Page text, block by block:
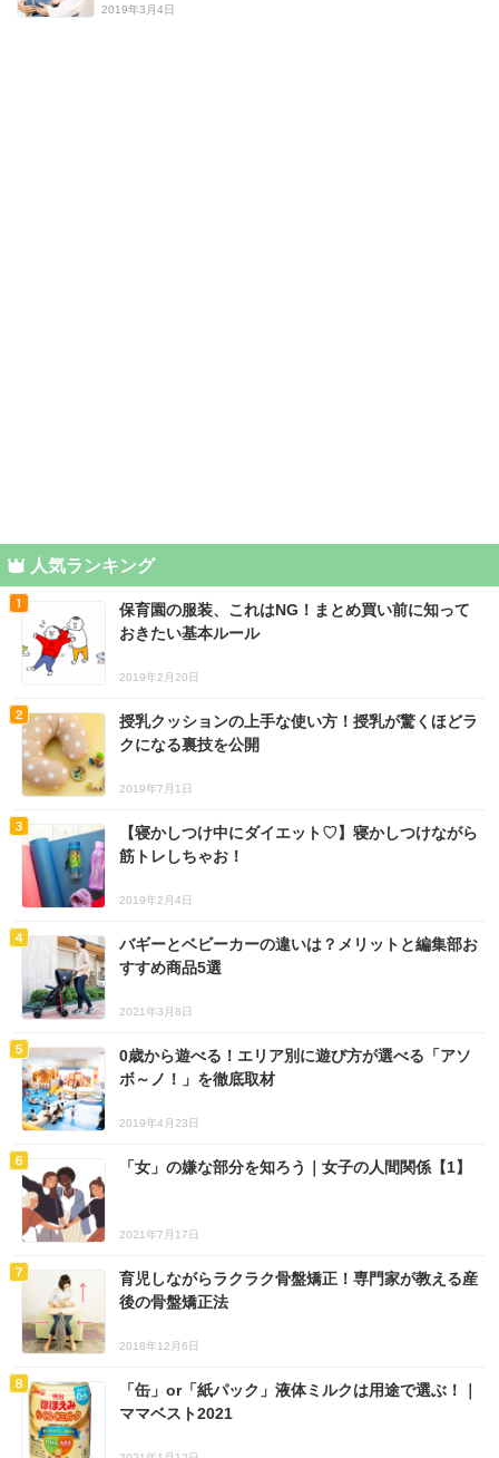
2019年3月4日
人気ランキング
保育園の服装、これはNG！まとめ買い前に知って
おきたい基本ルール
2019年2月20日
授乳クッションの上手な使い方！授乳が驚くほどラ
クになる裏技を公開
2019年7月1日
【寝かしつけ中にダイエット♡】寝かしつけながら
筋トレしちゃお！
2019年2月4日
バギーとベビーカーの違いは？メリットと編集部お
すすめ商品5選
2021年3月8日
0歳から遊べる！エリア別に遊び方が選べる「アソ
ボ～ノ！」を徹底取材
2019年4月23日
「女」の嫌な部分を知ろう｜女子の人間関係【1】
2021年7月17日
育児しながらラクラク骨盤矯正！専門家が教える産
後の骨盤矯正法
2018年12月6日
「缶」or「紙パック」液体ミルクは用途で選ぶ！｜
ママベスト2021